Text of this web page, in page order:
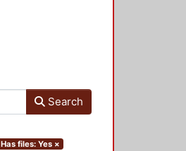
Search
Has files: Yes ×